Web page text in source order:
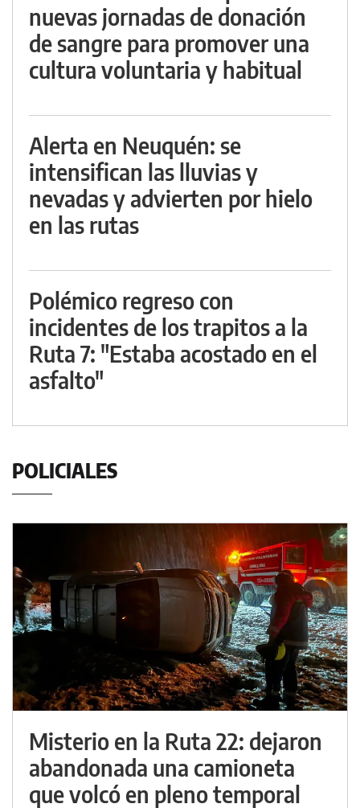
nuevas jornadas de donación
de sangre para promover una
cultura voluntaria y habitual
Alerta en Neuquén: se
intensifican las lluvias y
nevadas y advierten por hielo
en las rutas
Polémico regreso con
incidentes de los trapitos a la
Ruta 7: "Estaba acostado en el
asfalto"
POLICIALES
Misterio en la Ruta 22: dejaron
abandonada una camioneta
que volcó en pleno temporal